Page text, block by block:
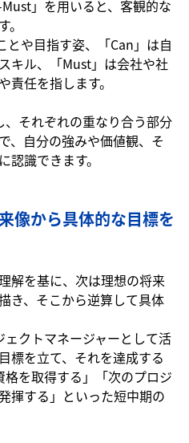
」を用いると、客観的な
とや目指す姿、「Can」は自
キル、「Must」は会社や社
任を指します。
それぞれの重なり合う部分
、自分の強みや価値観、そ
認識できます。
像から具体的な目標を
解を基に、次は理想の将来
き、そこから逆算して具体
クトマネージャーとして活
標を立て、それを達成する
を取得する」「次のプロジ
揮する」といった短中期の